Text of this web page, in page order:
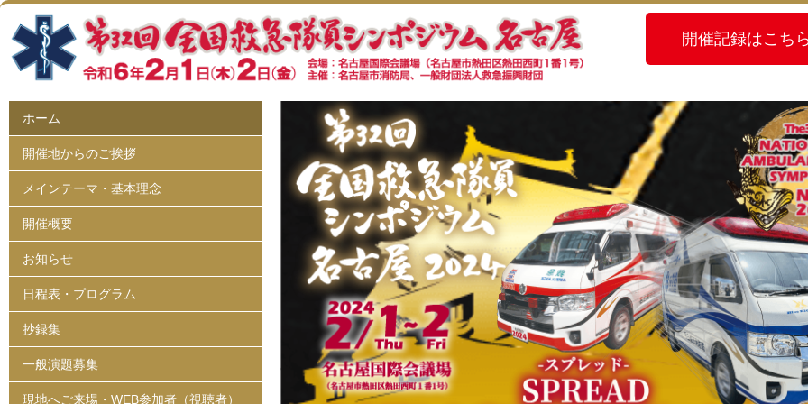
内
ッ
開催記録はこち
ホーム
開催地からのご挨拶
メインテーマ・基本理念
開催概要
お知らせ
日程表・プログラム
抄録集
一般演題募集
現地へご来場・WEB参加者（視聴者）